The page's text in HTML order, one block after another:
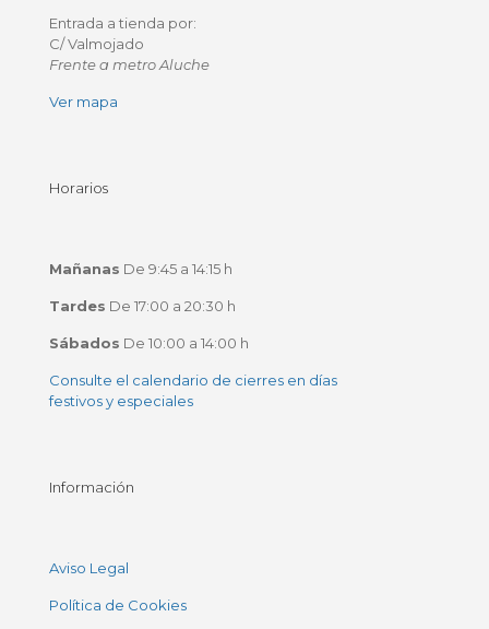
Entrada a tienda por:
C/ Valmojado
Frente a metro Aluche
Ver mapa
Horarios
Mañanas De 9:45 a 14:15 h
Tardes De 17:00 a 20:30 h
Sábados De 10:00 a 14:00 h
Consulte el calendario de cierres en días
festivos y especiales
Información
Aviso Legal
Política de Cookies